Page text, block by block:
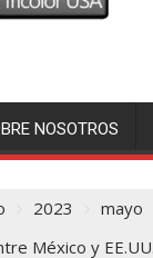
NOSOTROS
2023 mayo
México y